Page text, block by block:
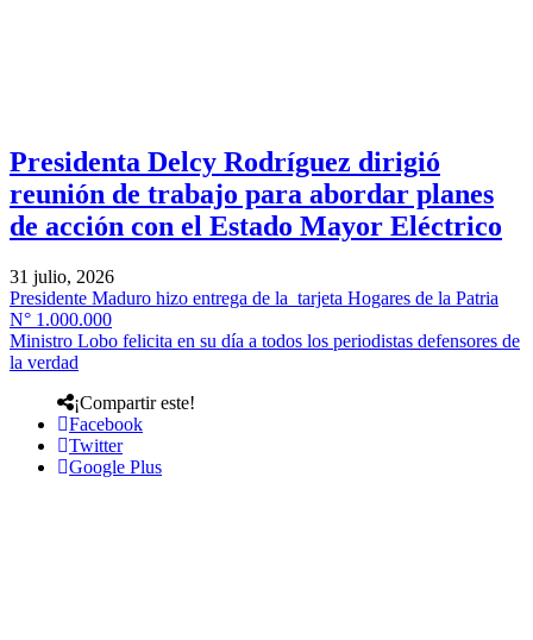
Presidenta Delcy Rodríguez dirigió
reunión de trabajo para abordar planes
de acción con el Estado Mayor Eléctrico
31 julio, 2026
Presidente Maduro hizo entrega de la tarjeta Hogares de la Patria
N° 1.000.000
Ministro Lobo felicita en su día a todos los periodistas defensores de
la verdad
¡Compartir este!
Facebook
Twitter
Google Plus